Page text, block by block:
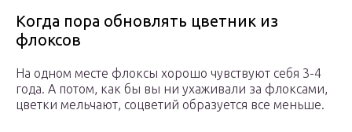
Когда пора обновлять цветник из
флоксов
На одном месте флоксы хорошо чувствуют себя 3-4
года. А потом, как бы вы ни ухаживали за флоксами,
цветки мельчают, соцветий образуется все меньше.